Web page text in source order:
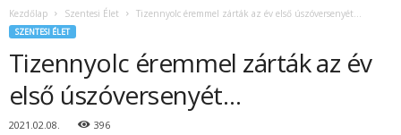
Kezdőlap Szentesi Élet Tizennyolc éremmel zárták az év első úszóversenyét…
SZENTESI ÉLET
Tizennyolc éremmel zárták az év
első úszóversenyét…
2021.02.08. 396